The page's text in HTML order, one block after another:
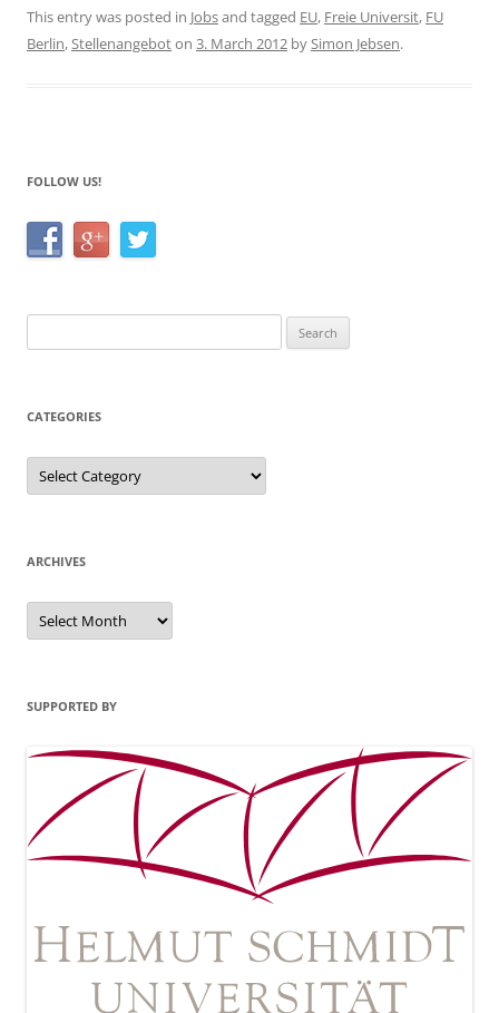
c
e
o
itt
er
ar
e
This entry was posted in Jobsand tagged EU, Freie Universit, FU
Berlin,Stellenangeboton 3. March 2012 bySimon Jebsen.
FOLLOW US!
for:
CATEGORIES
Categories
ARCHIVES
Archives
SUPPORTED BY